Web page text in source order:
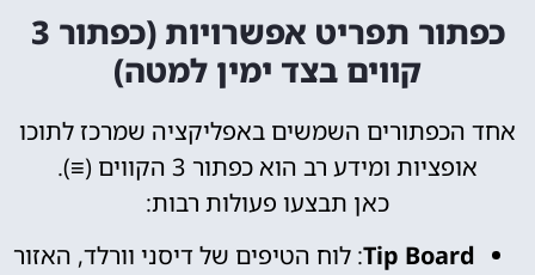
כפתור תפריט אפשרויות (כפתור 3
קווים בצד ימין למטה)
אחד הכפתורים השמשים באפליקציה שמרכז לתוכו
אופציות ומידע רב הוא כפתור 3 הקווים (
≡
).
כאן תבצעו פעולות רבות:
Tip Board: לוח הטיפים של דיסני וורלד, האזור